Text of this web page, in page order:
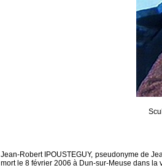
Jean-Robert IPOUSTEGUY, pseudonyme de
mort le 8 février 2006 à Dun-sur-Meuse dans la